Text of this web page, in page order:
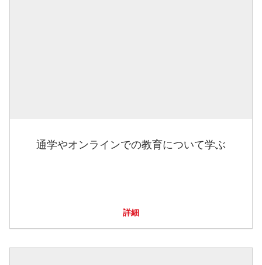
通学やオンラインでの教育について学ぶ
詳細